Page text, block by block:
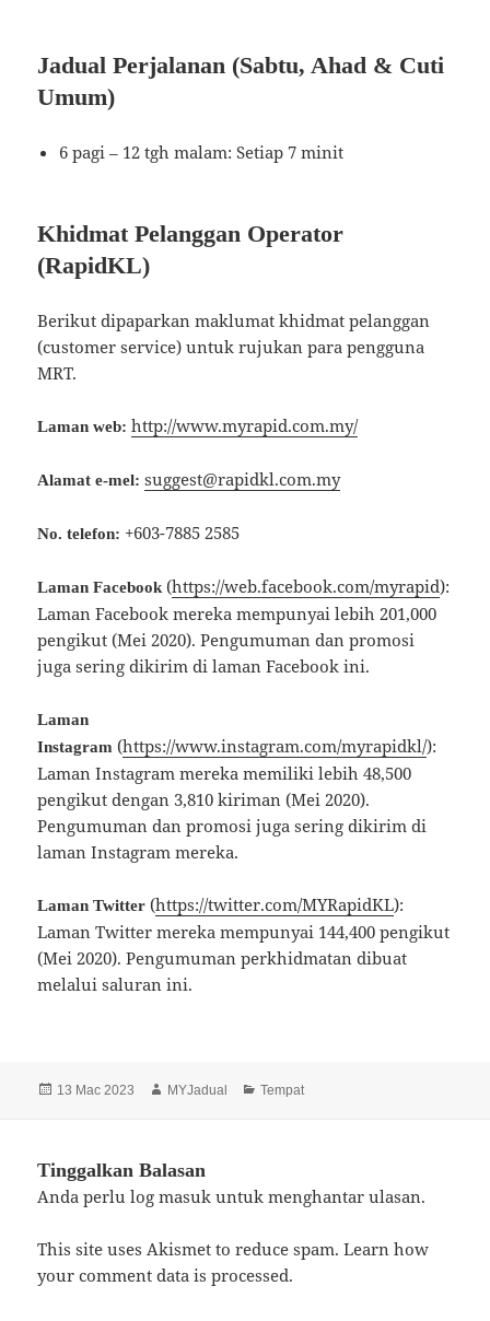
Jadual Perjalanan (Sabtu, Ahad & Cuti
Umum)
6 pagi – 12 tgh malam: Setiap 7 minit
Khidmat Pelanggan Operator
(RapidKL)
Berikut dipaparkan maklumat khidmat pelanggan
(customer service) untuk rujukan para pengguna
MRT.
Laman web:http://www.myrapid.com.my/
Alamat e-mel:suggest@rapidkl.com.my
No. telefon: +603-7885 2585
Laman Facebook(https://web.facebook.com/myrapid):
Laman Facebook mereka mempunyai lebih 201,000
pengikut (Mei 2020). Pengumuman dan promosi
juga sering dikirim di laman Facebook ini.
Laman
Instagram(https://www.instagram.com/myrapidkl/):
Laman Instagram mereka memiliki lebih 48,500
pengikut dengan 3,810 kiriman (Mei 2020).
Pengumuman dan promosi juga sering dikirim di
laman Instagram mereka.
Laman Twitter(https://twitter.com/MYRapidKL):
Laman Twitter mereka mempunyai 144,400 pengikut
(Mei 2020). Pengumuman perkhidmatan dibuat
melalui saluran ini.
Dikirimkan
13 Mac 2023 Pengarang
MYJadual Kategori
Tempat
Tinggalkan Balasan
Anda perlulog masuk untuk menghantar ulasan.
This site uses Akismet to reduce spam.Learn how
your comment data is processed.